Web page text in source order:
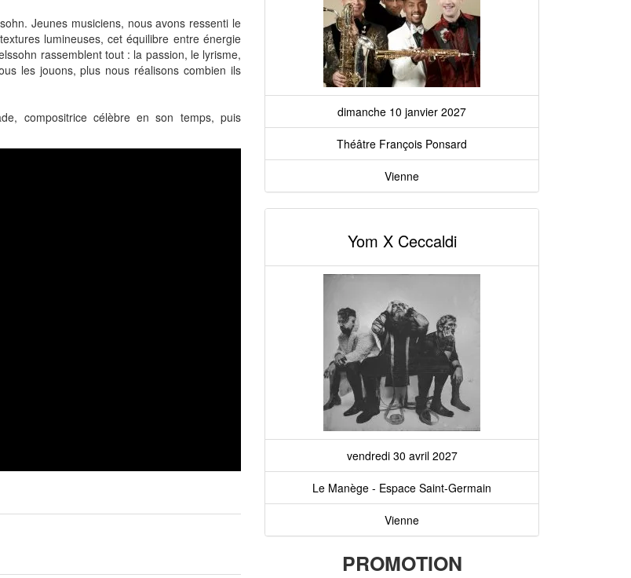
Jeunes musiciens, nous avons ressenti le
lumineuses, cet équilibre entre énergie
rassemblent tout : la passion, le lyrisme,
les jouons, plus nous réalisons combien ils
compositrice célèbre en son temps, puis
dimanche 10 janvier 2027
Théâtre François Ponsard
Vienne
Yom X Ceccaldi
vendredi 30 avril 2027
Le Manège - Espace Saint-Germain
Vienne
PROMOTION